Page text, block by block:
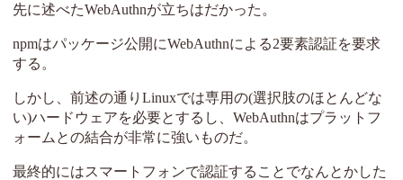
先に述べたWebAuthnが立ちはだかった。
npmはパッケージ公開にWebAuthnによる2要素認証を要求
する。
しかし、前述の通りLinuxでは専用の(選択肢のほとんどな
い)ハードウェアを必要とするし、WebAuthnはプラットフ
ォームとの結合が非常に強いものだ。
最終的にはスマートフォンで認証することでなんとかした